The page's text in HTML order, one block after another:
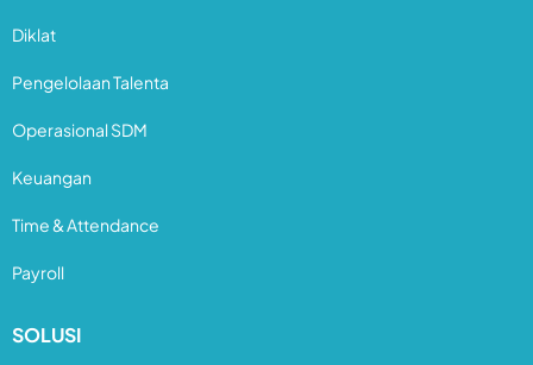
Diklat
Pengelolaan Talenta
Operasional SDM
Keuangan
Time & Attendance
Payroll
SOLUSI